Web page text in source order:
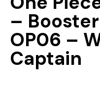
–
OP06 –
Captain